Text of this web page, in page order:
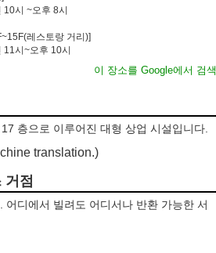
10시 ~오후 8시
레스토랑 거리)]
11시~오후 10시
이 장소를 Google에서 검색
층으로 이루어진 대형 상업 시설입니다.
translation.)
거점
어디에서 빌려도 어디서나 반환 가능한 서